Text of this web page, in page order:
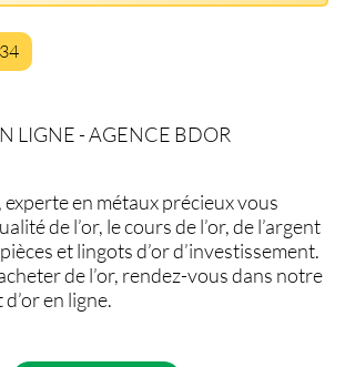
LIGNE - AGENCE BDOR
experte en métaux précieux vous
de l’or, le cours de l’or, de l’argent
et lingots d’or d’investissement.
de l’or, rendez-vous dans notre
en ligne.